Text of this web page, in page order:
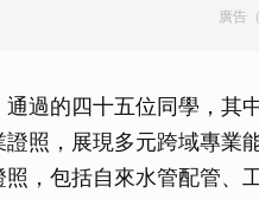
廣告
通過的四十五位同學，其
證照，展現多元跨域專業
照，包括自來水管配管、